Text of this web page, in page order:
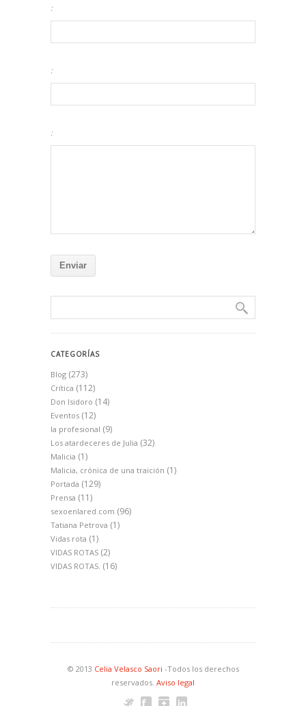
:
:
:
CATEGORÍAS
Blog (273)
Crítica (112)
Don Isidoro (14)
Eventos (12)
la profesional (9)
Los atardeceres de Julia (32)
Malicia (1)
Malicia, crónica de una traición (1)
Portada (129)
Prensa (11)
sexoenlared.com (96)
Tatiana Petrova (1)
Vidas rota (1)
VIDAS ROTAS (2)
VIDAS ROTAS. (16)
© 2013 Celia Velasco Saori -Todos los derechos
reservados. Aviso legal